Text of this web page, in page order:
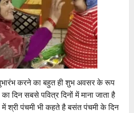
करने का बहुत ही शुभ अवसर के रूप
दिन सबसे पवित्र दिनों में माना जाता है
में श्री पंचमी भी कहते है बसंत पंचमी के दिन